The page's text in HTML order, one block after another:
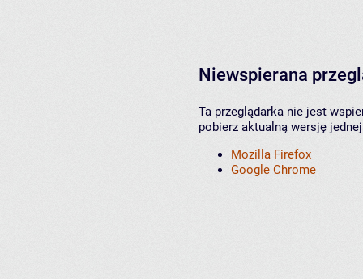
Niewspierana
Ta przeglądarka nie jest
pobierz aktualną wersję
Mozilla Firefox
Google Chrome